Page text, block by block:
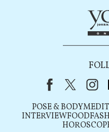
FacebookX（旧
POSE & BODY
INTERVIEWFOOD